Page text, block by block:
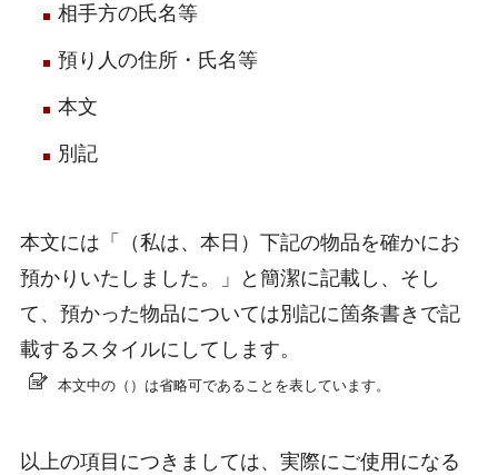
相手方の氏名等
預り人の住所・氏名等
本文
別記
本文には「（私は、本日）下記の物品を確かにお
預かりいたしました。」と簡潔に記載し、そし
て、預かった物品については別記に箇条書きで記
載するスタイルにしてします。
本文中の（）は省略可であることを表しています。
以上の項目につきましては、実際にご使用になる